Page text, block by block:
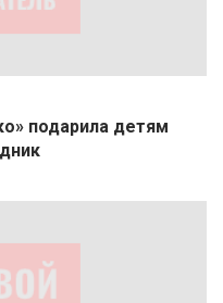
подарила детям